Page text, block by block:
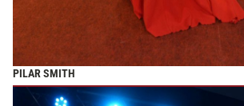
PILAR SMITH